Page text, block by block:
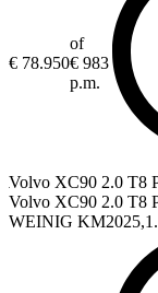
€ 78.950
of
€ 983
p.m.
Volvo XC90 2.0 T8
WEINIG KM2025
Volvo XC90 2.0 T8